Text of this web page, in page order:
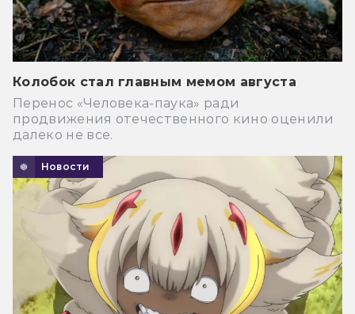
Колобок стал главным мемом августа
Перенос «Человека-паука» ради
продвижения отечественного кино оценили
далеко не все.
Новости